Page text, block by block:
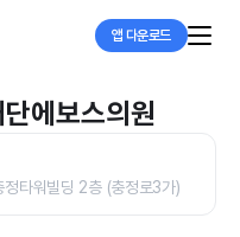
앱 다운로드
에보스의원
타워빌딩 2층 (충정로3가)